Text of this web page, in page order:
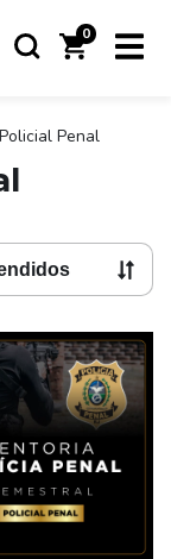
0
Policial Penal